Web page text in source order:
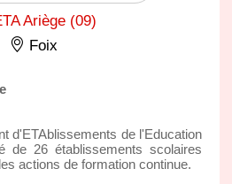
Ariège (09)
Foix
d'ETAblissements de l'Education
de 26 établissements scolaires
actions de formation continue.